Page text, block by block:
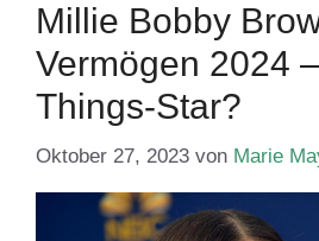
Millie Bobby
Vermögen 2024
Things-Star?
Oktober 27, 2023 von Marie